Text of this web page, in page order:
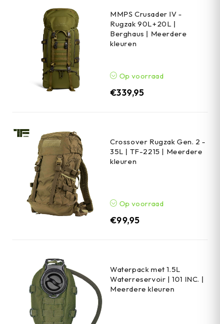
MMPS Crusader IV -
Rugzak 90L+20L |
Berghaus | Meerdere
kleuren
Op voorraad
€339,95
Crossover Rugzak Gen. 2 -
35L | TF-2215 | Meerdere
kleuren
Op voorraad
€99,95
Waterpack met 1.5L
Waterreservoir | 101 INC. |
Meerdere kleuren